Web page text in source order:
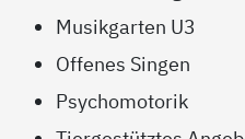
Musikgarten U3
Offenes Singen
Psychomotorik